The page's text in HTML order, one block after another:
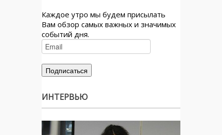
Каждое утро мы будем присылать
Вам обзор самых важных и значимых
событий дня.
ИНТЕРВЬЮ